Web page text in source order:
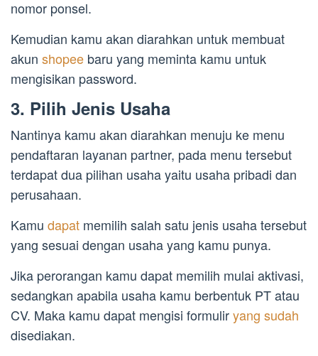
nomor ponsel.
Kemudian kamu akan diarahkan untuk membuat
akun shopee baru yang meminta kamu untuk
mengisikan password.
3. Pilih Jenis Usaha
Nantinya kamu akan diarahkan menuju ke menu
pendaftaran layanan partner, pada menu tersebut
terdapat dua pilihan usaha yaitu usaha pribadi dan
perusahaan.
Kamu dapat memilih salah satu jenis usaha tersebut
yang sesuai dengan usaha yang kamu punya.
Jika perorangan kamu dapat memilih mulai aktivasi,
sedangkan apabila usaha kamu berbentuk PT atau
CV. Maka kamu dapat mengisi formuliryang sudah
disediakan.